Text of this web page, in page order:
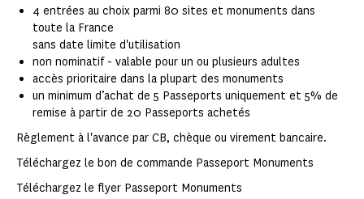
4 entrées au choix parmi 80 sites et monuments dans
toute la France
sans date limite d'utilisation
non nominatif - valable pour un ou plusieurs adultes
accès prioritaire dans la plupart des monuments
un minimum d’achat de 5 Passeports uniquement et 5% de
remise à partir de 20 Passeports achetés
Règlement à l'avance par CB, chèque ou virement bancaire.
Téléchargez le bon de commande Passeport Monuments
Téléchargez le flyer Passeport Monuments